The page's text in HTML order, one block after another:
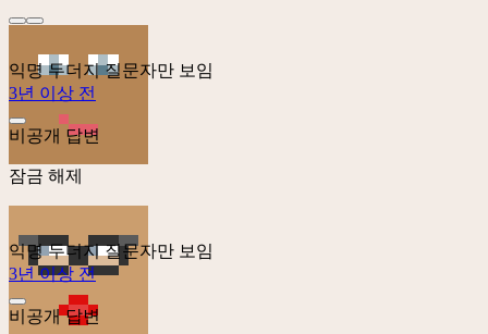
익명 두더지질문자만 보임
3년 이상 전
비공개 답변
잠금 해제
익명 두더지질문자만 보임
3년 이상 전
비공개 답변